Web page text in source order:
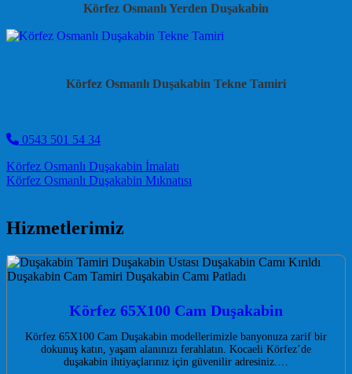
Körfez Osmanlı Yerden Duşakabin
Körfez Osmanlı Duşakabin Tekne Tamiri
0543 501 54 34
Post navigation
Körfez Osmanlı Duşakabin İmalatı
Körfez Osmanlı Duşakabin Mıknatısı
Hizmetlerimiz
Körfez 65X100 Cam Duşakabin
Körfez 65X100 Cam Duşakabin modellerimizle banyonuza zarif bir
dokunuş katın, yaşam alanınızı ferahlatın. Kocaeli Körfez’de
duşakabin ihtiyaçlarınız için güvenilir adresiniz.…